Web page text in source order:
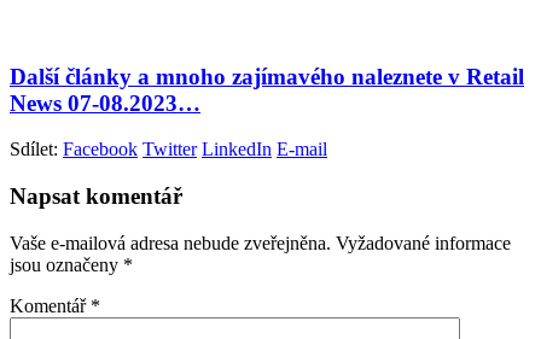
Další články a mnoho zajímavého naleznete v Retail
News 07-08.2023…
Sdílet: Facebook Twitter LinkedIn E-mail
Napsat komentář
Vaše e-mailová adresa nebude zveřejněna. Vyžadované informace
jsou označeny *
Komentář *